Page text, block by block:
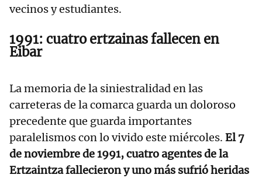
vecinos y estudiantes.
1991: cuatro ertzainas fallecen en
Eibar
La memoria de la siniestralidad en las
carreteras de la comarca guarda un doloroso
precedente que guarda importantes
paralelismos con lo vivido este miércoles. El 7
de noviembre de 1991, cuatro agentes de la
Ertzaintza fallecieron y uno más sufrió heridas